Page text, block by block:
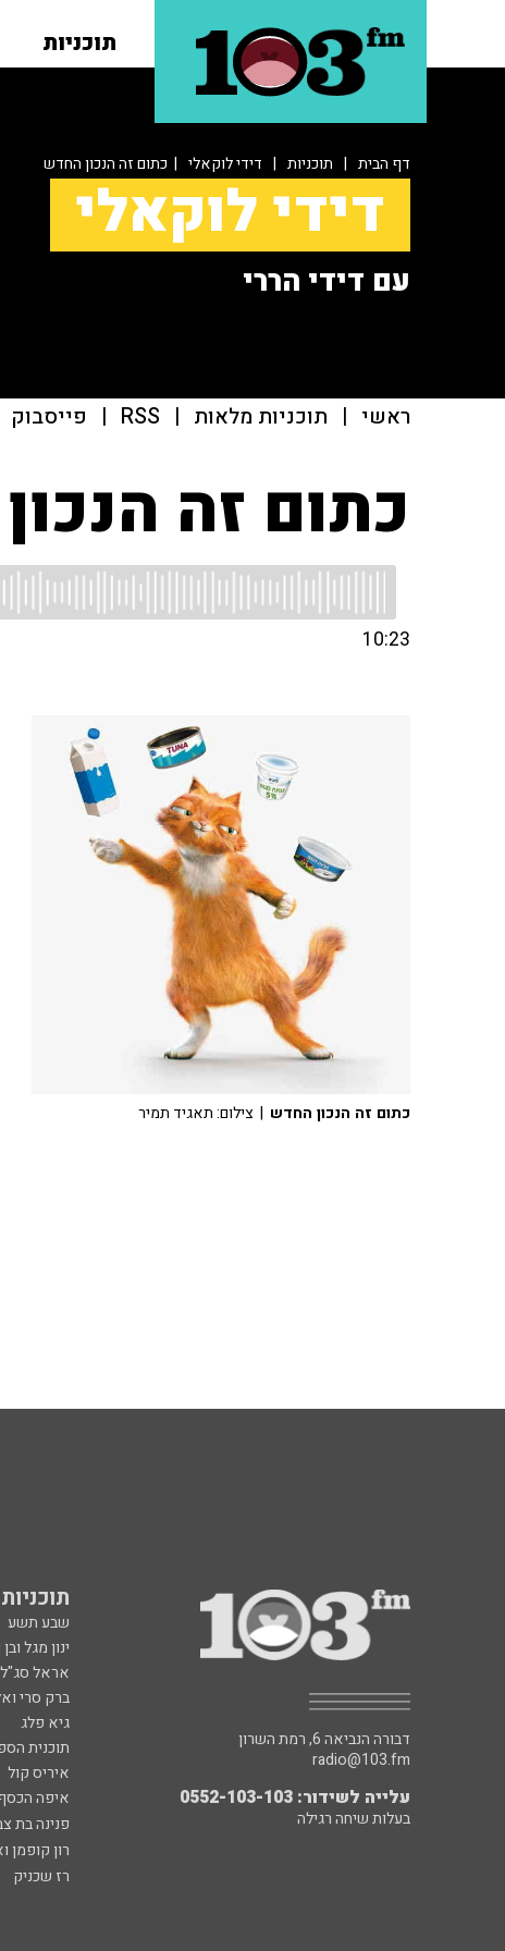
תוכניות
דף הבית | תוכניות | דידי לוקאלי | כתום זה הנכון החדש
דידי לוקאלי
עם דידי הררי
ראשי | תוכניות מלאות |
RSS
| פייסבוק
כתום זה
10:23
כתום זה הנכון החדש | צילום: תאגיד תמיר
תוכניות 103fm
שבע תשע
ינון מגל
אראל סג"ל
ברק סרי
גיא פלג
תוכנית
איריס קול
איפה
פנינה בת
רון קופמן
רז שכניק
דבורה הנביאה 6, רמת השרון
radio@103.fm
עלייה לשידור: 0552-103-103
בעלות שיחה רגילה